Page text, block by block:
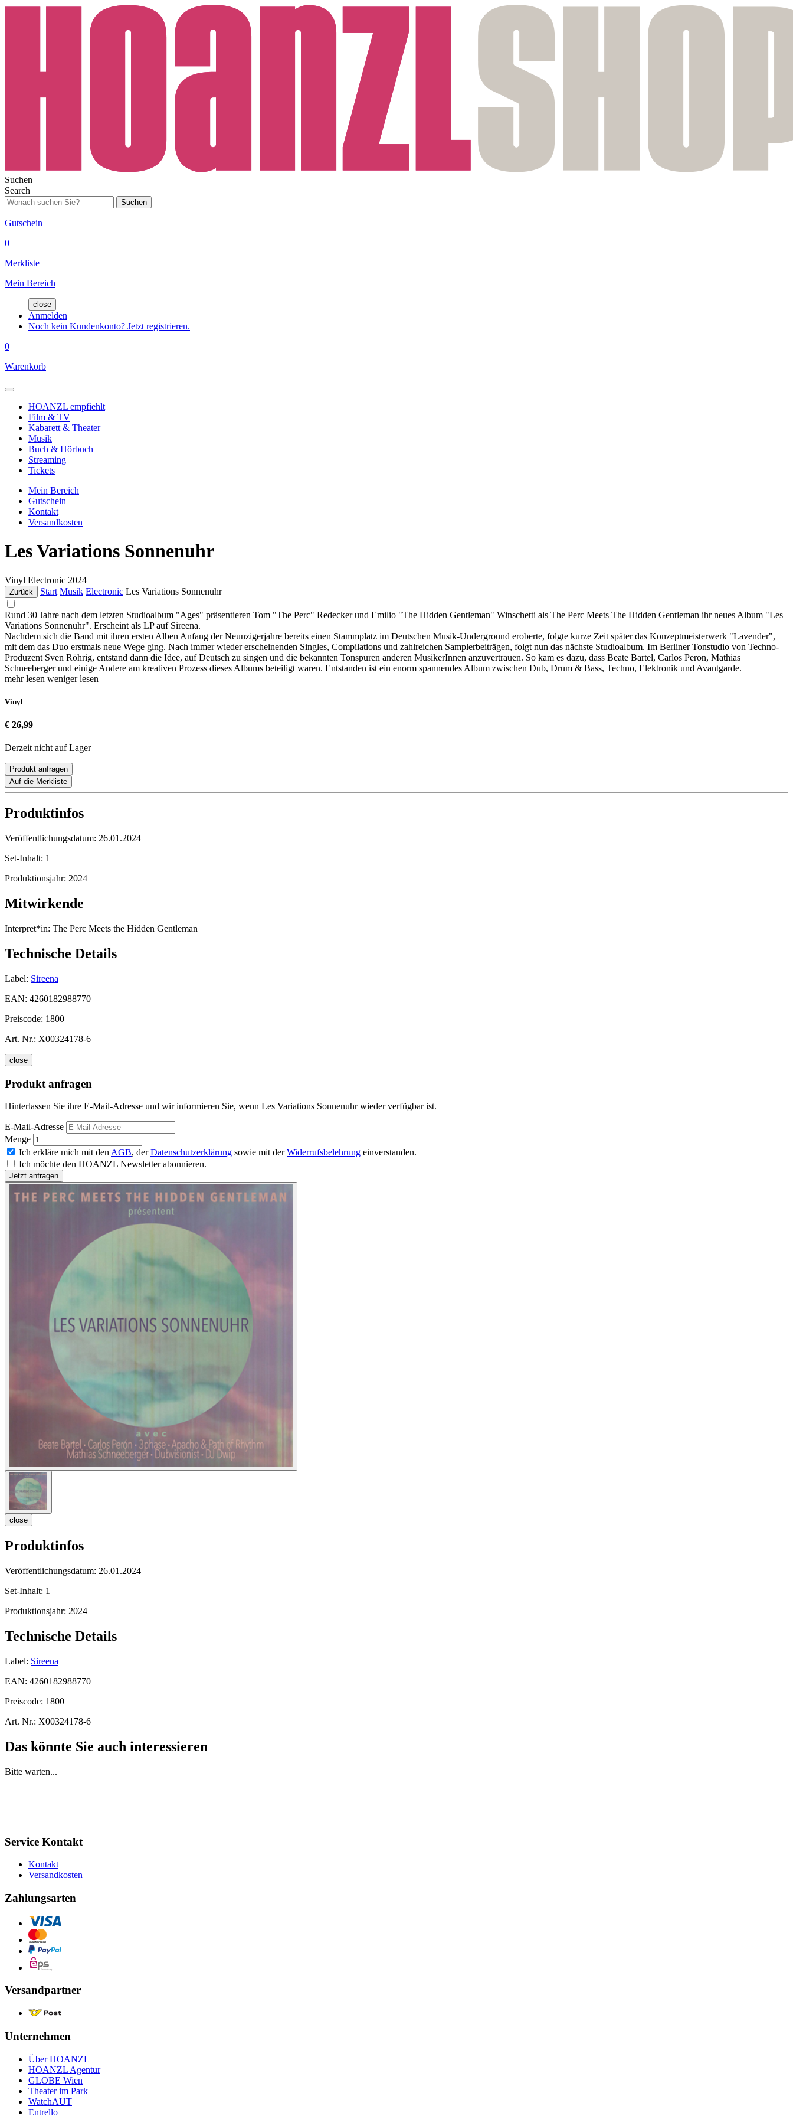
Suchen
Search
Suchen
Gutschein
0
Merkliste
Mein Bereich
close
Anmelden
Noch kein Kundenkonto? Jetzt registrieren.
0
Warenkorb
HOANZL empfiehlt
Film & TV
Kabarett & Theater
Musik
Buch & Hörbuch
Streaming
Tickets
Mein Bereich
Gutschein
Kontakt
Versandkosten
Les Variations Sonnenuhr
Vinyl Electronic 2024
Zurück Start Musik Electronic Les Variations Sonnenuhr
Rund 30 Jahre nach dem letzten Studioalbum "Ages" präsentieren Tom "The Perc" Redecker und Emilio "The Hidden Gentleman" Winschetti als The Perc Meets The Hidden Gentleman ihr neues Album "Les
Variations Sonnenuhr". Erscheint als LP auf Sireena.
Nachdem sich die Band mit ihren ersten Alben Anfang der Neunzigerjahre bereits einen Stammplatz im Deutschen Musik-Underground eroberte, folgte kurze Zeit später das Konzeptmeisterwerk "Lavender",
mit dem das Duo erstmals neue Wege ging. Nach immer wieder erscheinenden Singles, Compilations und zahlreichen Samplerbeiträgen, folgt nun das nächste Studioalbum. Im Berliner Tonstudio von Techno-
Produzent Sven Röhrig, entstand dann die Idee, auf Deutsch zu singen und die bekannten Tonspuren anderen MusikerInnen anzuvertrauen. So kam es dazu, dass Beate Bartel, Carlos Peron, Mathias
Schneeberger und einige Andere am kreativen Prozess dieses Albums beteiligt waren. Entstanden ist ein enorm spannendes Album zwischen Dub, Drum & Bass, Techno, Elektronik und Avantgarde.
mehr lesen weniger lesen
Vinyl
€ 26,99
Derzeit nicht auf Lager
Produkt anfragen
Auf die Merkliste
Produktinfos
Veröffentlichungsdatum: 26.01.2024
Set-Inhalt: 1
Produktionsjahr: 2024
Mitwirkende
Interpret*in: The Perc Meets the Hidden Gentleman
Technische Details
Label: Sireena
EAN: 4260182988770
Preiscode: 1800
Art. Nr.: X00324178-6
close
Produkt anfragen
Hinterlassen Sie ihre E-Mail-Adresse und wir informieren Sie, wenn Les Variations Sonnenuhr wieder verfügbar ist.
E-Mail-Adresse
Menge
Ich erkläre mich mit den AGB, derDatenschutzerklärung sowie mit derWiderrufsbelehrung einverstanden.
Ich möchte den HOANZL Newsletter abonnieren.
close
Produktinfos
Veröffentlichungsdatum: 26.01.2024
Set-Inhalt: 1
Produktionsjahr: 2024
Technische Details
Label: Sireena
EAN: 4260182988770
Preiscode: 1800
Art. Nr.: X00324178-6
Das könnte Sie auch interessieren
Bitte warten...
Service Kontakt
Kontakt
Versandkosten
Zahlungsarten
Versandpartner
Unternehmen
Über HOANZL
HOANZL Agentur
GLOBE Wien
Theater im Park
WatchAUT
Entrello